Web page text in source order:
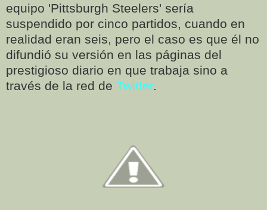
equipo 'Pittsburgh Steelers' sería
suspendido por cinco partidos, cuando en
realidad eran seis, pero el caso es que él no
difundió su versión en las páginas del
prestigioso diario en que trabaja sino a
través de la red de Twitter.